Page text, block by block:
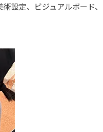
設定、ビジュアルボード